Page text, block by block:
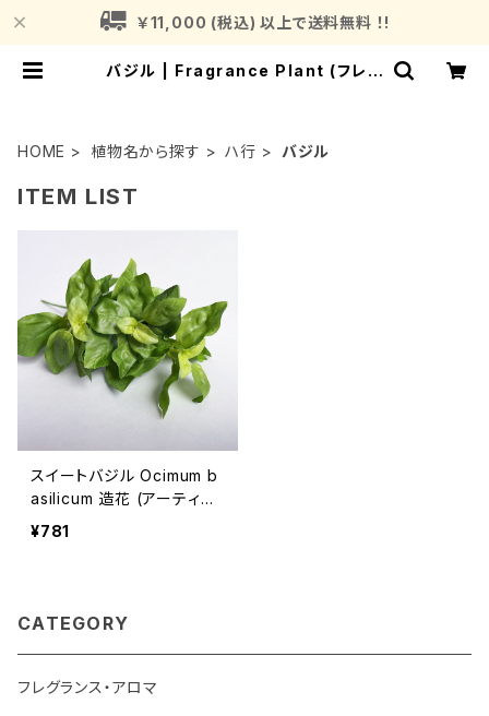
￥11,000 (税込) 以上で送料無料 ！!
バジル | Fragrance Plant (フレグ
HOME 植物名から探す ハ行 バジル
ITEM LIST
スイートバジル Ocimum b
asilicum 造花 (アーティフ
ィシャルフラワー) フェイク
¥781
CATEGORY
フレグランス・アロマ